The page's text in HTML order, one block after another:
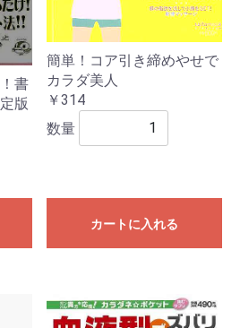
書
版
簡単！コア引き締めやせで
カラダ美人
￥314
数量
カートに入れる